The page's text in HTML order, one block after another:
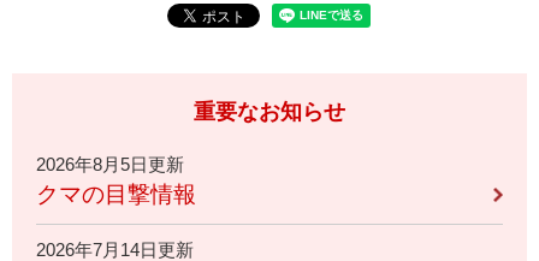
重要なお知らせ
2026年8月5日更新
クマの目撃情報
2026年7月14日更新